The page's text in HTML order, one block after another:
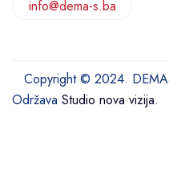
info@dema-s.ba
Copyright © 2024.
Održava Studio nova vizija.